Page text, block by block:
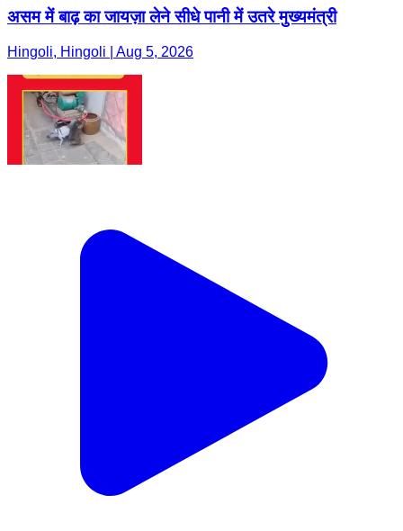
असम में बाढ़ का जायज़ा लेने सीधे पानी में उतरे मुख्यमंत्री
Hingoli, Hingoli | Aug 5, 2026